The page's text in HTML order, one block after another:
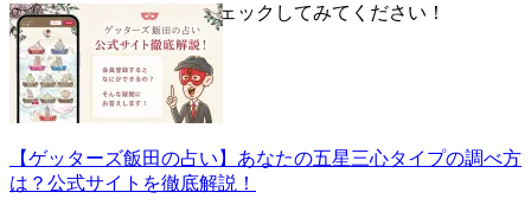
る方はこちらの記事をチェックしてみてください！
【ゲッターズ飯田の占い】あなたの五星三心タイプの調べ方
は？公式サイトを徹底解説！